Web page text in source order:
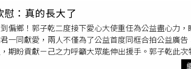
星向許景瀚道別，更像是劇組、演員與所有劇迷共
8月7日至9日舉行，8月11日則在台北市懷愛館舉辦
位深受觀眾喜愛的演員留下最後的祝福。
珍惜與愛。JOY也分享，當得知自己創作的歌詞獲選
合演唱的咬字與發音，因此才能寫出如此出色的歌詞
的Bossa Nova吉他、悠閒的雷鬼節奏與充滿律動
一次聽到〈Surfin' Boy〉的Demo時，就彷彿已經聽
作品。她也表示，相較於過去充滿強烈能量的夏日歌
」氣息、柔和且成熟的夏日感性，不是正午豔陽下
鮮少有人真正理解這群年輕人的人生背景，因此他決
以記者身分採訪，而是像朋友般聊天，詢問「今天
慢慢建立信任。隨著田野調查愈深入，長久允發現，
、宗教控制，有人長期承受性暴力、毒品或貧窮問
他坦言：「如果我出生在同樣的環境，也許最後來到
，而是希望觀眾重新思考，每一則社會新聞背後，都
：真的長大了
偏鄉！郭子乾二度接下愛心大使重任為公益盡心力，
一同獻愛，兩人不僅為了公益首度同框合拍公益廣告
期盼貢獻ㄧ己之力呼籲大眾能伸出援手。郭子乾此次
遂的兒子親眼看見台灣角落的真實疾苦，以此作為最